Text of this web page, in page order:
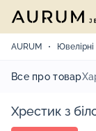
AURUM
Все про товар
Хрестик з